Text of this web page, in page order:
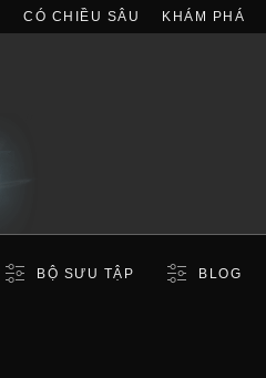
CÓ CHIỀU SÂU KHÁM PHÁ
BỘ SƯU TẬP BLOG